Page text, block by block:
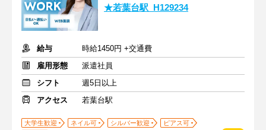
★若葉台駅_H129234
給与
時給1450円 +交通費
雇用形態
派遣社員
シフト
週5日以上
アクセス
若葉台駅
大学生歓迎 ネイル可 シルバー歓迎
ピアス可